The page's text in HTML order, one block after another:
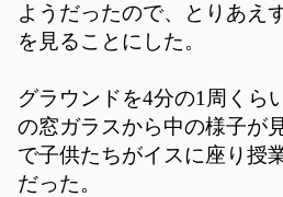
ようだったので、とりあえ
を見ることにした。
グラウンドを4分の1周くら
の窓ガラスから中の様子が
で子供たちがイスに座り授
だった。